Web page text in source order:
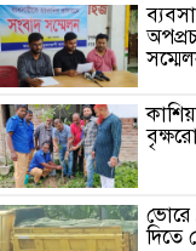
ভোরে
দিতে